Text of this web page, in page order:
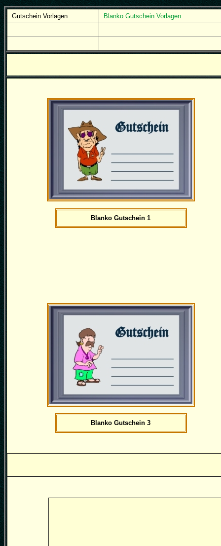
Gutschein Vorlagen Blanko Gutschein Vorlagen
Blanko Gutschein 1
Blanko Gutschein 3